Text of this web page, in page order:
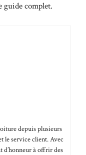
guide complet.
depuis plusieurs
le service client. Avec
d’honneur à offrir des